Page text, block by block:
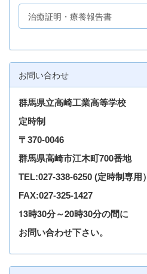
治癒証明・療養報告書
お問い合わせ
群馬県立高崎工業高等学校
定時制
〒370-0046
群馬県高崎市江木町700番地
TEL:027-338-6250 (定時制専用）
FAX:027-325-1427
13時30分～20時30分の間に
お問い合わせ下さい。